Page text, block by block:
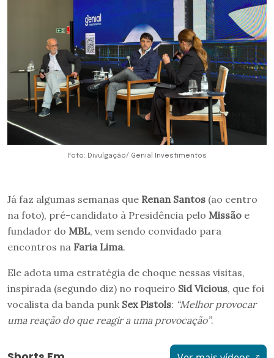
Foto: Divulgação/ Genial Investimentos
Já faz algumas semanas que Renan Santos (ao centro
na foto), pré-candidato à Presidência pelo Missão e
fundador do MBL, vem sendo convidado para
encontros na Faria Lima.
Ele adota uma estratégia de choque nessas visitas,
inspirada (segundo diz) no roqueiro Sid Vicious, que foi
vocalista da banda punk Sex Pistols: “Melhor provocar
uma reação do que reagir a uma provocação”.